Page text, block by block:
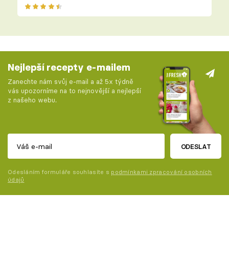
Nejlepší recepty e-mailem
Zanechte nám svůj e-mail a až 5x týdně
vás upozorníme na to nejnovější a nejlepší
z našeho webu.
ODESLAT
Odesláním formuláře souhlasíte s podmínkami zpracování osobních
údajů